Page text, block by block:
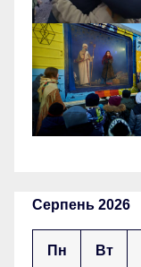
Серпень 2026
Пн Вт